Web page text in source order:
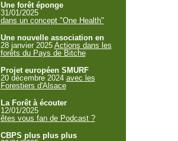
Une forêt éponge
31/01/2025
dans un concept "One Health"
Une nouvelle association en
28 janvier 2025 Actions dans les
forêts du Pays de Bitche
Projet européen SMURF
20 décembre 2024 avec les
Forestiers d'Alsace
La Forêt à écouter
12/01/2025
êtes vous fan de Podcast ?
CBPS plus plus plus